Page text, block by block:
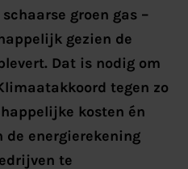
groen gas –
gezien de
Dat is nodig om
tegen zo
kosten én
de energierekening
te